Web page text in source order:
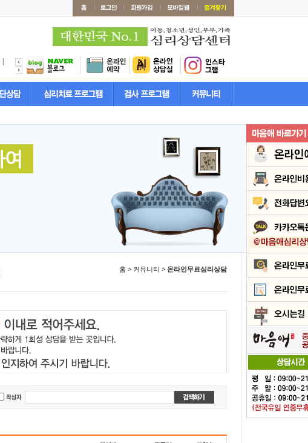
홈 > 커뮤니티 > 온라인무료심리상담